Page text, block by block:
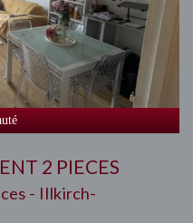
2 PIECES
- Illkirch-